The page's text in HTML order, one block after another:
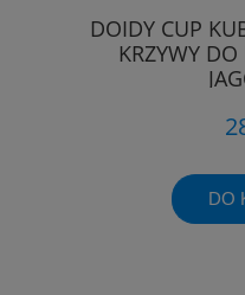
DOIDY CUP
KRZYWY
DO